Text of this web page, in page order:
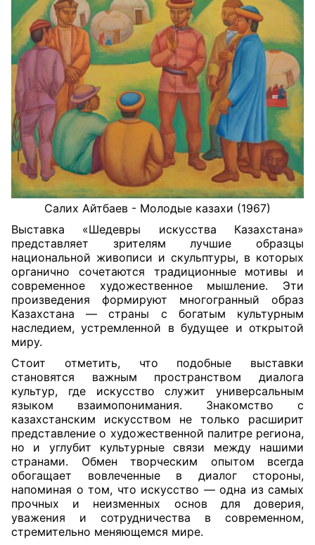
Салих Айтбаев - Молодые казахи (1967)
Выставка «Шедевры искусства Казахстана»
представляет зрителям лучшие образцы
национальной живописи и скульптуры, в которых
органично сочетаются традиционные мотивы и
современное художественное мышление. Эти
произведения формируют многогранный образ
Казахстана — страны с богатым культурным
наследием, устремленной в будущее и открытой
миру.
Стоит отметить, что подобные выставки
становятся важным пространством диалога
культур, где искусство служит универсальным
языком взаимопонимания. Знакомство с
казахстанским искусством не только расширит
представление о художественной палитре региона,
но и углубит культурные связи между нашими
странами. Обмен творческим опытом всегда
обогащает вовлеченные в диалог стороны,
напоминая о том, что искусство — одна из самых
прочных и неизменных основ для доверия,
уважения и сотрудничества в современном,
стремительно меняющемся мире.